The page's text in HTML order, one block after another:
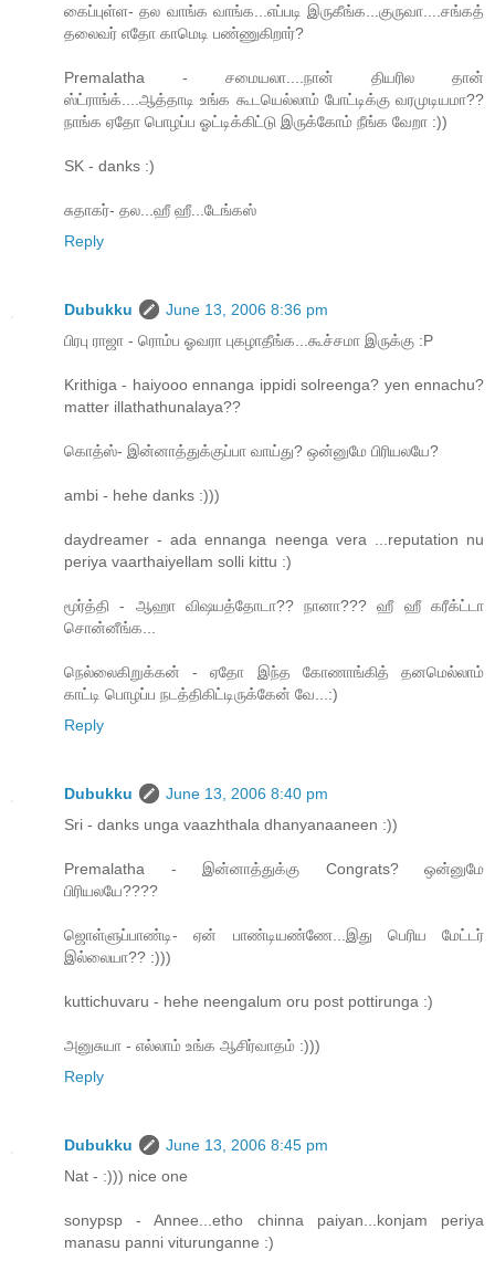
கைப்புள்ள- தல வாங்க வாங்க...எப்படி இருகீங்க...குருவா....சங்கத்
தலைவர் எதோ காமெடி பண்ணுகிறார்?
Premalatha - சமையலா....நான் தியரில தான்
ஸ்ட்ராங்க்....ஆத்தாடி உங்க கூடயெல்லாம் போட்டிக்கு வரமுடியமா??
நாங்க ஏதோ பொழப்ப ஓட்டிக்கிட்டு இருக்கோம் நீங்க வேறா :))
SK - danks :)
சுதாகர்- தல...ஹீ ஹீ...டேங்கஸ்
Reply
Dubukku
June 13, 2006 8:36 pm
பிரபு ராஜா - ரொம்ப ஓவரா புகழாதீங்க...கூச்சமா இருக்கு :P
Krithiga - haiyooo ennanga ippidi solreenga? yen ennachu?
matter illathathunalaya??
கொத்ஸ்- இன்னாத்துக்குப்பா வாய்து? ஒன்னுமே பிரியலயே?
ambi - hehe danks :)))
daydreamer - ada ennanga neenga vera ...reputation nu
periya vaarthaiyellam solli kittu :)
மூர்த்தி - ஆஹா விஷயத்தோடா?? நானா??? ஹீ ஹீ கரீக்ட்டா
சொன்னீங்க...
நெல்லைகிறுக்கன் - ஏதோ இந்த கோணாங்கித் தனமெல்லாம்
காட்டி பொழப்ப நடத்திகிட்டிருக்கேன் வே...:)
Reply
Dubukku
June 13, 2006 8:40 pm
Sri - danks unga vaazhthala dhanyanaaneen :))
Premalatha - இன்னாத்துக்கு Congrats? ஒன்னுமே
பிரியலயே????
ஜொள்ளுப்பாண்டி- ஏன் பாண்டியண்ணே...இது பெரிய மேட்டர்
இல்லையா?? :)))
kuttichuvaru - hehe neengalum oru post pottirunga :)
அனுசுயா - எல்லாம் உங்க ஆசிர்வாதம் :)))
Reply
Dubukku
June 13, 2006 8:45 pm
Nat - :))) nice one
sonypsp - Annee...etho chinna paiyan...konjam periya
manasu panni viturunganne :)